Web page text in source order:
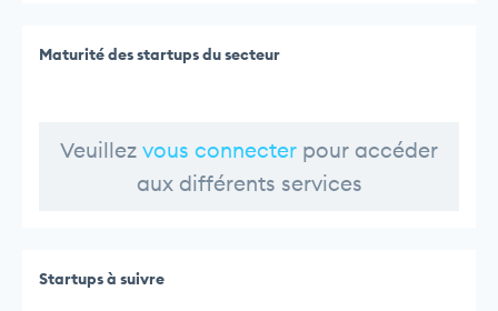
Maturité des startups du secteur
Veuillez vous connecter pour accéder
aux différents services
Startups à suivre